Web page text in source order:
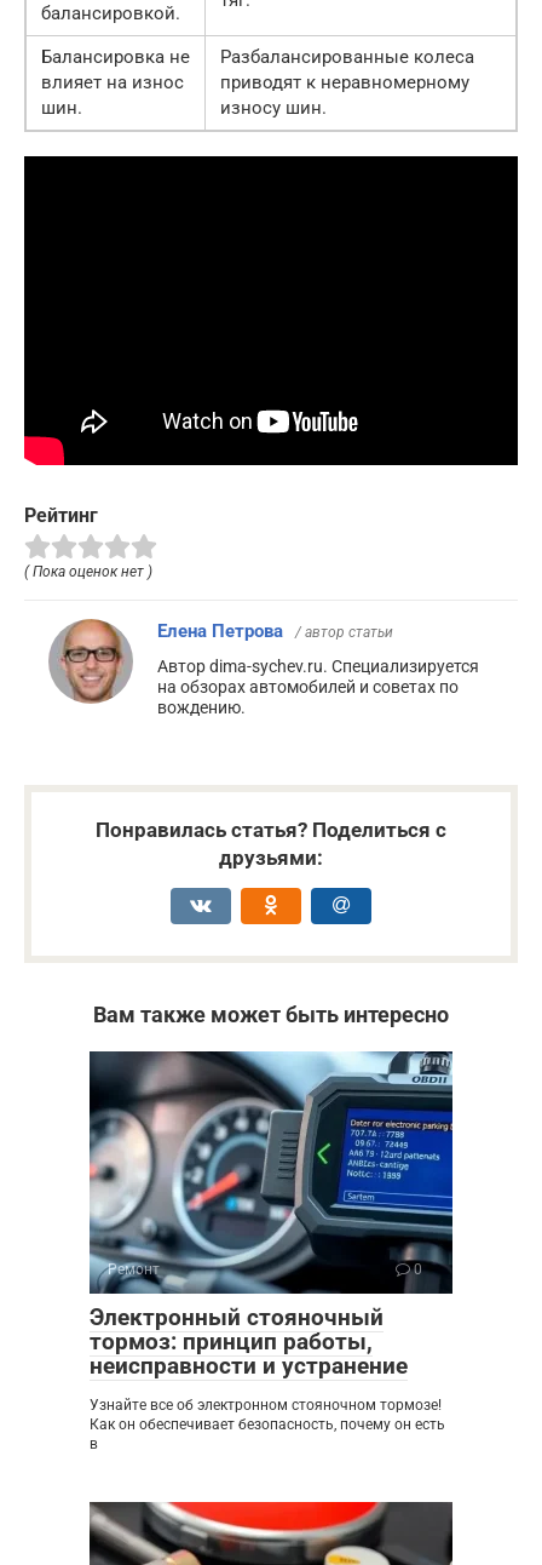
балансировкой.
Балансировка не
влияет на износ
шин.
Разбалансированные колеса
приводят к неравномерному
износу шин.
Рейтинг
( Пока оценок нет )
Елена Петрова / автор статьи
Автор dima-sychev.ru. Специализируется
на обзорах автомобилей и советах по
вождению.
Понравилась статья? Поделиться с
друзьями:
Вам также может быть интересно
Ремонт 0
Электронный стояночный
тормоз: принцип работы,
неисправности и устранение
Узнайте все об электронном стояночном тормозе!
Как он обеспечивает безопасность, почему он есть
в